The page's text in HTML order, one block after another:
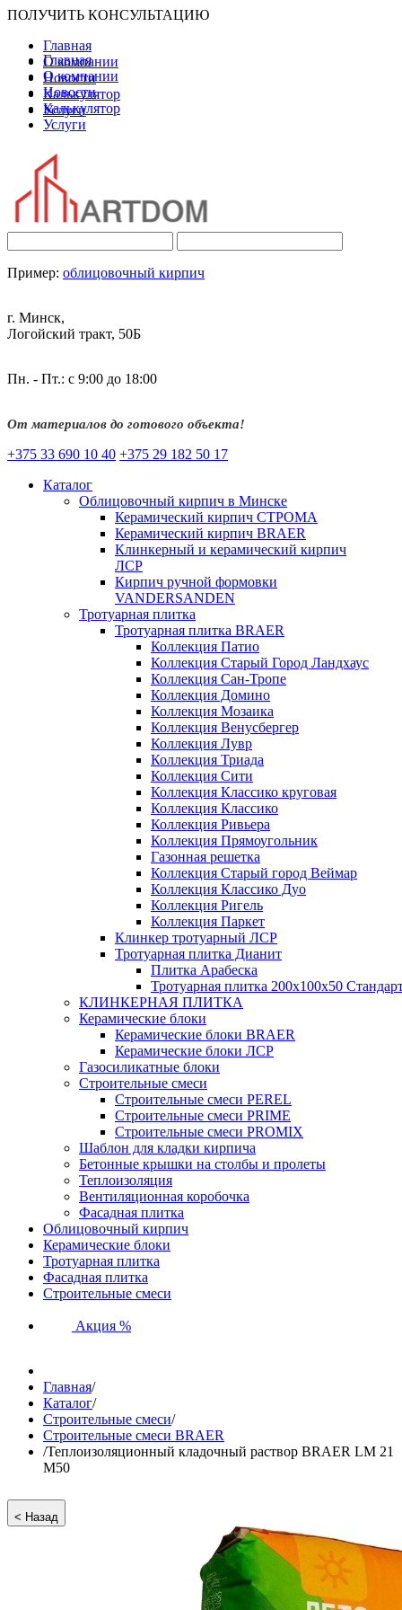
ПОЛУЧИТЬ КОНСУЛЬТАЦИЮ
Главная
О компании
Новости
Калькулятор
Услуги
Главная
О компании
Новости
Калькулятор
Услуги
Пример: облицовочный кирпич
г. Минск,
Логойский тракт, 50Б
Пн. - Пт.: с 9:00 до 18:00
От материалов до готового объекта!
+375 33 690 10 40 +375 29 182 50 17
Каталог
Облицовочный кирпич в Минске
Керамический кирпич СТРОМА
Керамический кирпич BRAER
Клинкерный и керамический кирпич
ЛСР
Кирпич ручной формовки
VANDERSANDEN
Тротуарная плитка
Тротуарная плитка BRAER
Коллекция Патио
Коллекция Старый Город Ландхаус
Коллекция Сан-Тропе
Коллекция Домино
Коллекция Мозаика
Коллекция Венусбергер
Коллекция Лувр
Коллекция Триада
Коллекция Сити
Коллекция Классико круговая
Коллекция Классико
Коллекция Ривьера
Коллекция Прямоугольник
Газонная решетка
Коллекция Старый город Веймар
Коллекция Классико Дуо
Коллекция Ригель
Коллекция Паркет
Клинкер тротуарный ЛСР
Тротуарная плитка Дианит
Плитка Арабеска
Тротуарная плитка 200х100х50
КЛИНКЕРНАЯ ПЛИТКА
Керамические блоки
Керамические блоки BRAER
Керамические блоки ЛСР
Газосиликатные блоки
Строительные смеси
Строительные смеси PEREL
Строительные смеси PRIME
Строительные смеси PROMIX
Шаблон для кладки кирпича
Бетонные крышки на столбы и пролеты
Теплоизоляция
Вентиляционная коробочка
Фасадная плитка
Облицовочный кирпич
Керамические блоки
Тротуарная плитка
Фасадная плитка
Строительные смеси
Акция %
Главная/
Каталог/
Строительные смеси/
Строительные смеси BRAER
/Теплоизоляционный кладочный раствор BRAER LM 21
М50